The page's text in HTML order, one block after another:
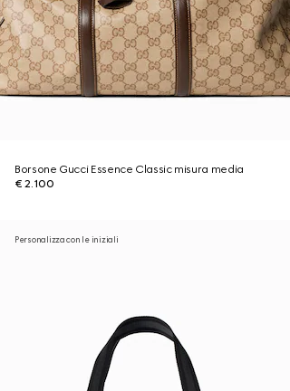
Borsone Gucci Essence Classic misura media
€ 2.100
Personalizza con le iniziali